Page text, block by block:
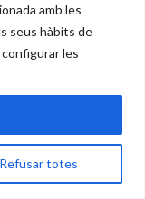
amb les
seus hàbits de
les
Refusar totes